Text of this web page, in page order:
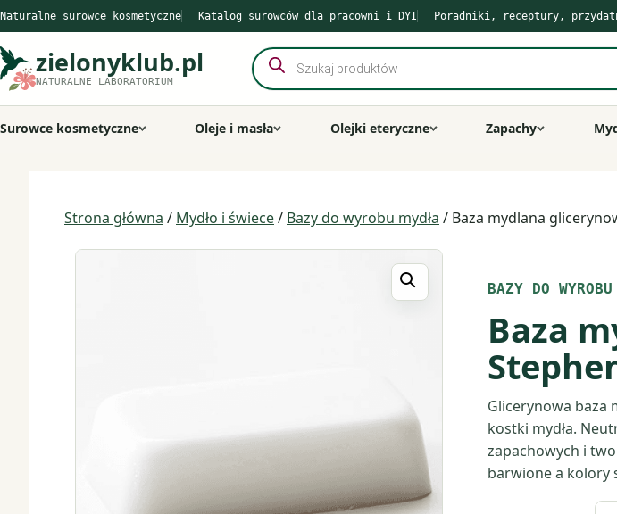
Przejdź
do
treści
Naturalne surowce kosmetyczne Katalog surowców dla pracowni i DYI Poradniki, receptury,
zielonyklub.pl
NATURALNE LABORATORIUM
Wyszukiwarka
produktów
Surowce kosmetyczne Oleje i masła Olejki eteryczne Zapachy
Strona główna / Mydło i świece/ Bazy do wyrobu mydła / Baza mydlana
BAZY DO
Baza
Glicerynowa baza
kostki mydła.
zapachowych i
barwione a kolory